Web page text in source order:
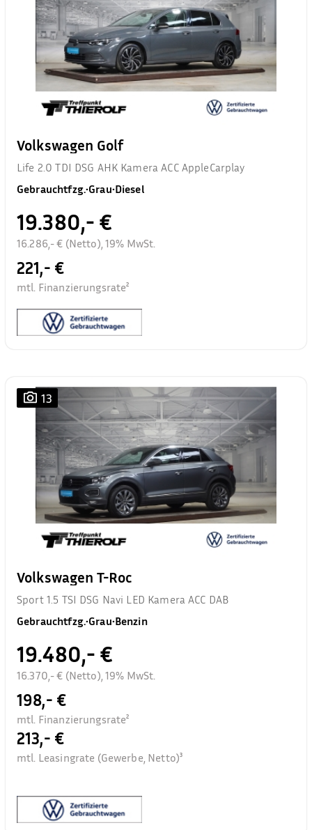
Volkswagen Golf
Life 2.0 TDI DSG AHK Kamera ACC AppleCarplay
Gebrauchtfzg.•Grau•Diesel
19.380,- €
16.286,- € (Netto), 19% MwSt.
221,- €
mtl. Finanzierungsrate²
13
Volkswagen T-Roc
Sport 1.5 TSI DSG Navi LED Kamera ACC DAB
Gebrauchtfzg.•Grau•Benzin
19.480,- €
16.370,- € (Netto), 19% MwSt.
198,- €
mtl. Finanzierungsrate²
213,- €
mtl. Leasingrate (Gewerbe, Netto)³